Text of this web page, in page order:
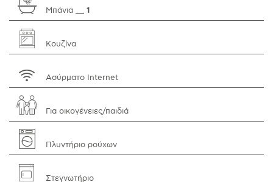
Μπάνια __ 1
Κουζίνα
Ασύρματο Internet
Για οικογένειες/παιδιά
Πλυντήριο ρούχων
Στεγνωτήριο